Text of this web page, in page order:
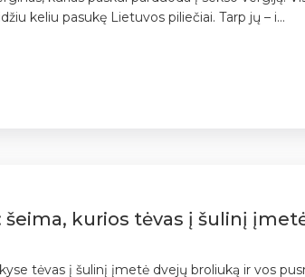
keliu pasukę Lietuvos piliečiai. Tarp jų – i...
kurios tėvas į šulinį
tėvas į šulinį įmetė dvejų broliuką ir vos